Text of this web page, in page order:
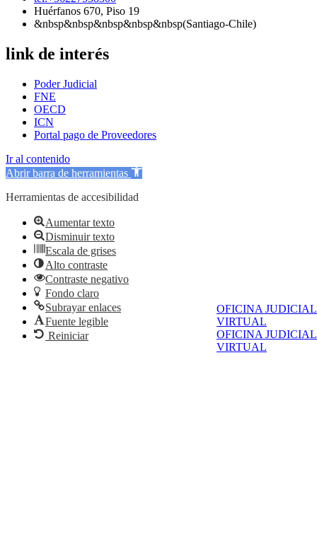
OFICINA JUDICIAL
VIRTUAL
OFICINA JUDICIAL
VIRTUAL
Huérfanos 670, Piso 19
&nbsp&nbsp&nbsp&nbsp&nbsp(Santiago-Chile)
link de interés
Poder Judicial
FNE
OECD
ICN
Portal pago de Proveedores
Ir al contenido
Abrir barra de herramientas
Herramientas de accesibilidad
Aumentar texto
Disminuir texto
Escala de grises
Alto contraste
Contraste negativo
Fondo claro
Subrayar enlaces
Fuente legible
Reiniciar